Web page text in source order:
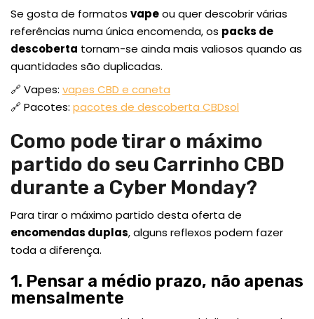
Se gosta de formatos vapeou quer descobrir várias
referências numa única encomenda, os packs de
descoberta tornam-se ainda mais valiosos quando as
quantidades são duplicadas.
🔗 Vapes: vapes CBD e caneta
🔗 Pacotes: pacotes de descoberta CBDsol
Como pode tirar o máximo
partido do seu Carrinho CBD
durante a Cyber Monday?
Para tirar o máximo partido desta oferta de
encomendas duplas, alguns reflexos podem fazer
toda a diferença.
1. Pensar a médio prazo, não apenas
mensalmente